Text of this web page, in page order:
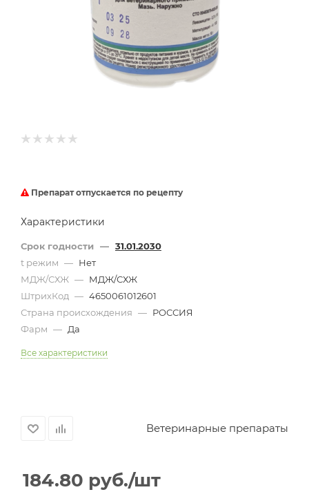
Препарат отпускается по рецепту
Характеристики
Срок годности — 31.01.2030
t режим — Нет
МДЖ/СХЖ — МДЖ/СХЖ
ШтрихКод — 4650061012601
Страна происхождения — РОССИЯ
Фарм — Да
Все характеристики
Ветеринарные препараты
184.80 руб./шт